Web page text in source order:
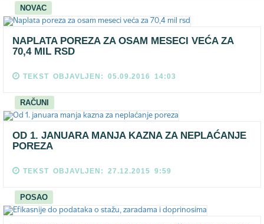
NOVAC
NAPLATA POREZA ZA OSAM MESECI VEĆA ZA
70,4 MIL RSD
TEKST OBJAVLJEN: 05.09.2016 14:03
RAČUNI
OD 1. JANUARA MANJA KAZNA ZA NEPLAĆANJE
POREZA
TEKST OBJAVLJEN: 27.12.2015 9:59
POSAO